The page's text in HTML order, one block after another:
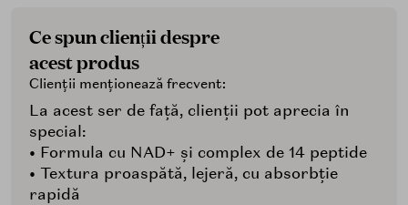
Ce spun clienții despre
acest produs
Clienții menționează frecvent:
La acest ser de față, clienții pot aprecia în
special:
• Formula cu NAD+ și complex de 14 peptide
• Textura proaspătă, lejeră, cu absorbție
rapidă